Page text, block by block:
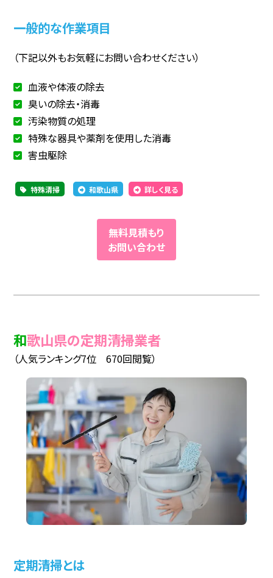
一般的な作業項目
（下記以外もお気軽にお問い合わせください）
血液や体液の除去
臭いの除去・消毒
汚染物質の処理
特殊な器具や薬剤を使用した消毒
害虫駆除
特殊清掃 和歌山県 詳しく見る
無料見積もり
お問い合わせ
和歌山県の定期清掃業者
（人気ランキング7位 670回閲覧）
定期清掃とは